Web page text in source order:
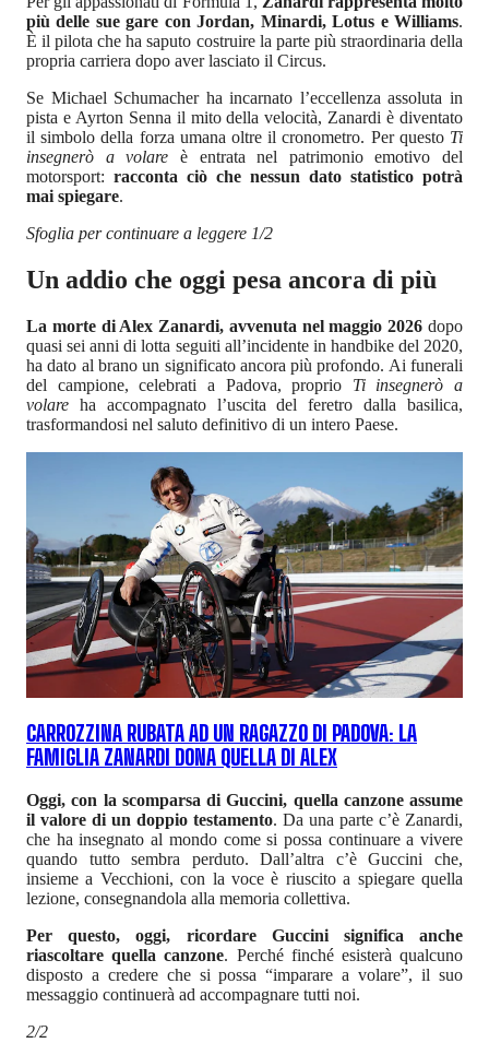
più delle sue gare con Jordan, Minardi, Lotus e Williams.
È il pilota che ha saputo costruire la parte più straordinaria della
propria carriera dopo aver lasciato il Circus.
Se Michael Schumacher ha incarnato l’eccellenza assoluta in
pista e Ayrton Senna il mito della velocità, Zanardi è diventato
il simbolo della forza umana oltre il cronometro. Per questo Ti
insegnerò a volare è entrata nel patrimonio emotivo del
motorsport: racconta ciò che nessun dato statistico potrà
mai spiegare.
Sfoglia per continuare a leggere 1/2
Un addio che oggi pesa ancora di più
La morte di Alex Zanardi, avvenuta nel maggio 2026 dopo
quasi sei anni di lotta seguiti all’incidente in handbike del 2020,
ha dato al brano un significato ancora più profondo. Ai funerali
del campione, celebrati a Padova, proprio Ti insegnerò a
volare ha accompagnato l’uscita del feretro dalla basilica,
trasformandosi nel saluto definitivo di un intero Paese.
CARROZZINA RUBATA AD UN RAGAZZO DI PADOVA: LA
FAMIGLIA ZANARDI DONA QUELLA DI ALEX
Oggi, con la scomparsa di Guccini, quella canzone assume
il valore di un doppio testamento. Da una parte c’è Zanardi,
che ha insegnato al mondo come si possa continuare a vivere
quando tutto sembra perduto. Dall’altra c’è Guccini che,
insieme a Vecchioni, con la voce è riuscito a spiegare quella
lezione, consegnandola alla memoria collettiva.
Per questo, oggi, ricordare Guccini significa anche
riascoltare quella canzone. Perché finché esisterà qualcuno
disposto a credere che si possa “imparare a volare”, il suo
messaggio continuerà ad accompagnare tutti noi.
2/2